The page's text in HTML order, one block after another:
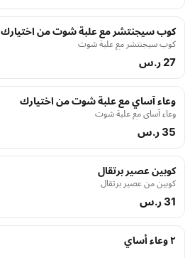
كوب سيجنتشر مع علبة شوت من اختيارك
كوب سيجنتشر مع علبة شوت
27 ر.س
وعاء آساي مع علبة شوت من اختيارك
وعاء آساي مع علبة شوت
35 ر.س
كوبين عصير برتقال
كوبين من عصير برتقال
31 ر.س
٢ وعاء أساي